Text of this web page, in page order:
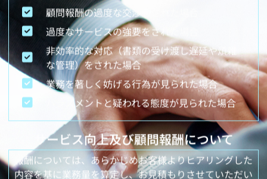
顧問報酬の過度な交渉をされた場合
過度なサービスの強要をされた場合
非効率的な対応（書類の受け渡し遅延や煩雑
な管理）をされた場合
業務を著しく妨げる行為が見られた場合
ハラスメントと疑われる態度が見られた場合
サービス向上及び顧問報酬について
報酬については、あらかじめお客様よりヒアリングした
内容を基に業務量を算定し、お見積もりさせていただい